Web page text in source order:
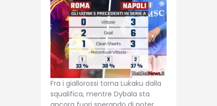
Fra i giallorossi torna Lukaku dalla
squalifica, mentre Dybala sta